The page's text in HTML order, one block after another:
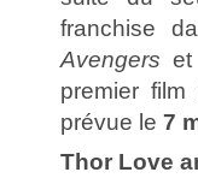
franchise
Avengers
premier
prévue le 7
Thor Love